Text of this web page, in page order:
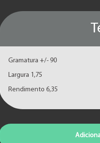
Gramatura +/- 90
Largura 1,75
Rendimento 6,35